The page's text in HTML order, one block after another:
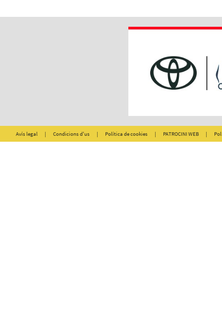
Avís legal | Condicions d'us | Política de cookies | PATROCINI WEB |